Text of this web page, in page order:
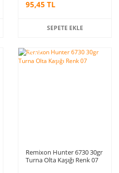
95,45 TL
SEPETE EKLE
%10
Remixon Hunter 6730 30gr
Turna Olta Kaşığı Renk 07